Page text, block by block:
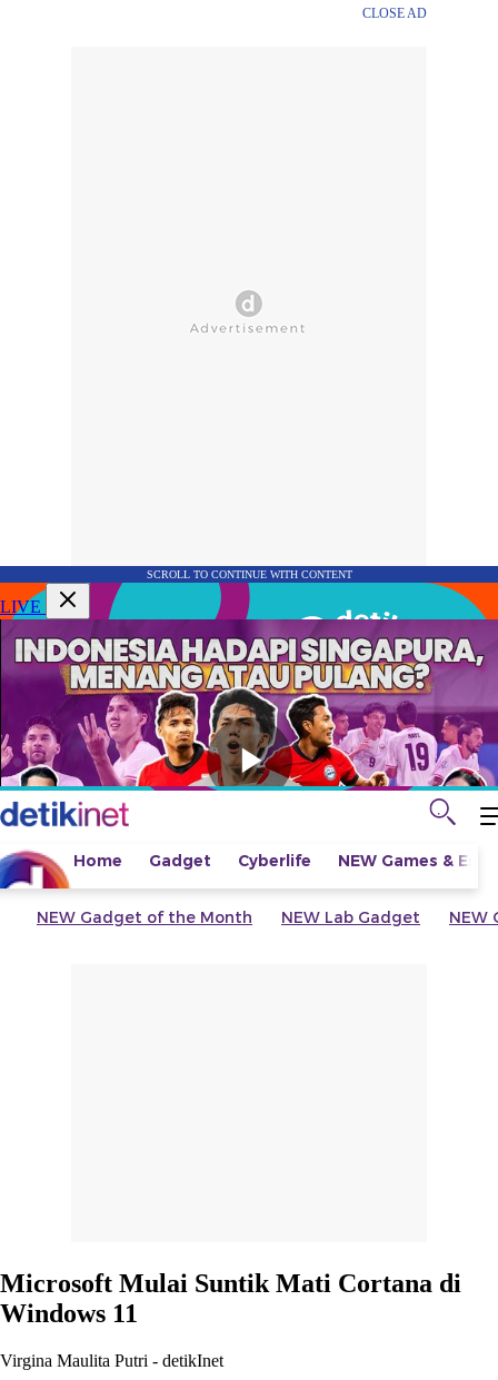
CLOSE AD
SCROLL TO CONTINUE WITH CONTENT
LIVE
Home Gadget Cyberlife NEW Games &
NEW Gadget of the Month NEW Lab Gadget NEW
Microsoft Mulai Suntik Mati Cortana di
Windows 11
Virgina Maulita Putri - detikInet